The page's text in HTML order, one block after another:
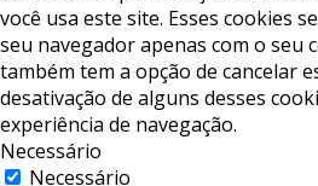
você usa este site. Esses cookies
seu navegador apenas com o seu
também tem a opção de cancelar
desativação de alguns desses
experiência de navegação.
Necessário
Necessário